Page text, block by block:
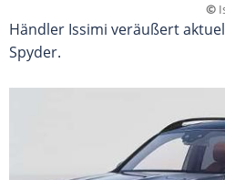
©
Händler Issimi veräußert
Spyder.